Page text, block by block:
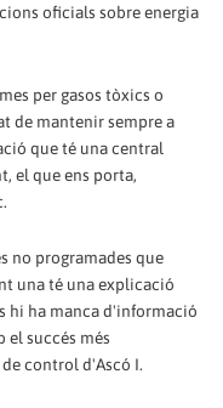
oficials sobre energia
per gasos tòxics o
de mantenir sempre a
que té una central
el que ens porta,
no programades que
una té una explicació
hi ha manca d'informació
el succés més
control d'Ascó I.